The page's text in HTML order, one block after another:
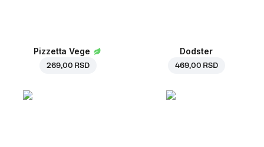
Pizzetta Vege
269,00 RSD
Dodster
469,00 RSD